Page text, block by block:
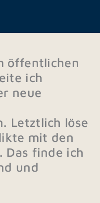
öffentlichen
ich
neue
Letztlich löse
mit den
Das finde ich
und